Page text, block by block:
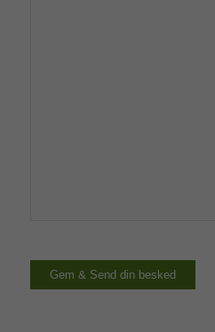
Gem & Send din besked